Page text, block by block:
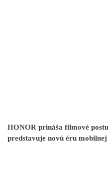
HONOR prináša filmové
predstavuje novú éru